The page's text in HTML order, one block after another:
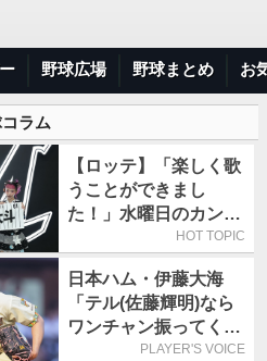
野球広場 野球まとめ お
ラム
【ロッテ】「楽しく歌
うことができまし
た！」水曜日のカンパ
ネラ、8月8日のオリッ
に来場
HOT TOPIC
日本ハム・伊藤大海
「テル(佐藤輝明)なら
ワンチャン振ってくれ
るかなと思って超スロ
PLAYER'S VOICE